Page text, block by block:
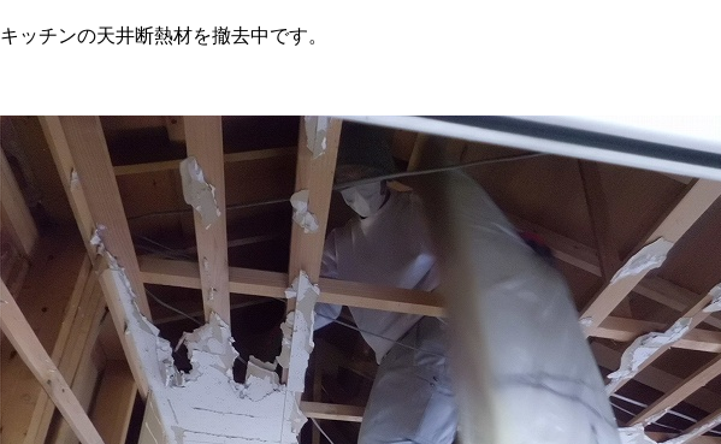
キッチンの天井断熱材を撤去中です。